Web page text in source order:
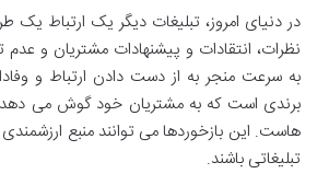
در دنیای امروز، تبلیغات دیگر یک ارتباط یک
نظرات، انتقادات و پیشنهادات مشتریان و عدم
به سرعت منجر به از دست دادن ارتباط و
برندی است که به مشتریان خود گوش می دهد
هاست. این بازخوردها می توانند منبع
تبلیغاتی باشند.